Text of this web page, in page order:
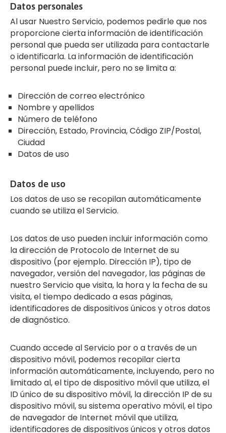
Datos personales
Al usar Nuestro Servicio, podemos pedirle que nos
proporcione cierta información de identificación
personal que pueda ser utilizada para contactarle
o identificarla. La información de identificación
personal puede incluir, pero no se limita a:
Dirección de correo electrónico
Nombre y apellidos
Número de teléfono
Dirección, Estado, Provincia, Código ZIP/Postal,
Ciudad
Datos de uso
Datos de uso
Los datos de uso se recopilan automáticamente
cuando se utiliza el Servicio.
Los datos de uso pueden incluir información como
la dirección de Protocolo de Internet de su
dispositivo (por ejemplo. Dirección IP), tipo de
navegador, versión del navegador, las páginas de
nuestro Servicio que visita, la hora y la fecha de su
visita, el tiempo dedicado a esas páginas,
identificadores de dispositivos únicos y otros datos
de diagnóstico.
Cuando accede al Servicio por o a través de un
dispositivo móvil, podemos recopilar cierta
información automáticamente, incluyendo, pero no
limitado al, el tipo de dispositivo móvil que utiliza, el
ID único de su dispositivo móvil, la dirección IP de su
dispositivo móvil, su sistema operativo móvil, el tipo
de navegador de Internet móvil que utiliza,
identificadores de dispositivos únicos y otros datos